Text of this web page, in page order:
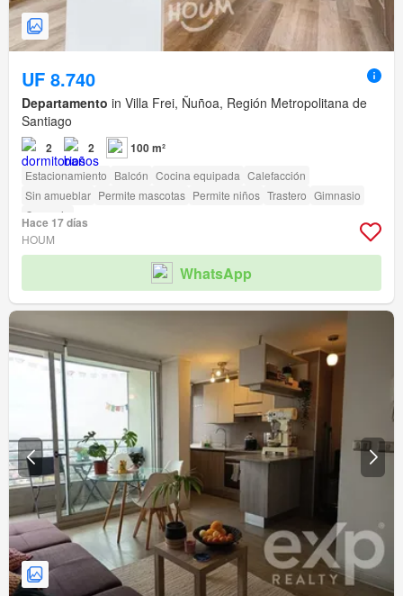
UF 8.740
Departamento in Villa Frei, Ñuñoa, Región Metropolitana de
Santiago
2 2 100 m²
Estacionamiento Balcón Cocina equipada Calefacción
Sin amueblar Permite mascotas Permite niños Trastero Gimnasio
Conserje
Hace 17 días
HOUM
WhatsApp